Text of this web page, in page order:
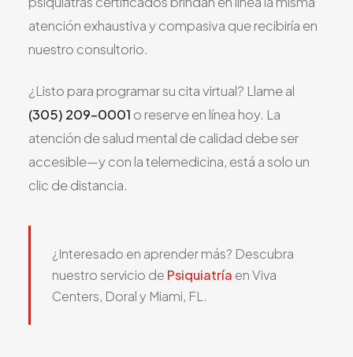
atención exhaustiva y compasiva que recibiría en
nuestro consultorio.
¿Listo para programar su cita virtual? Llame al
(305) 209-0001 o reserve en línea hoy. La
atención de salud mental de calidad debe ser
accesible—y con la telemedicina, está a solo un
clic de distancia.
¿Interesado en aprender más? Descubra
nuestro servicio de Psiquiatría en Viva
Centers, Doral y Miami, FL.